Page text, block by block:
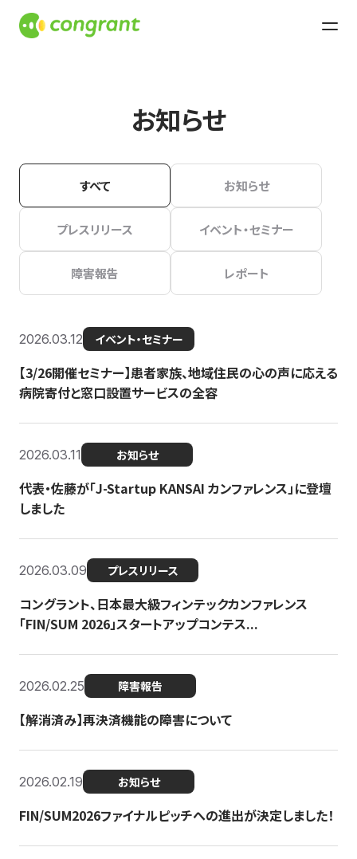
お知らせ
すべて お知らせ
プレスリリース イベント・セミナー
障害報告 レポート
2026.03.12 イベント・セミナー
【3/26開催セミナー】患者家族、地域住民の心の声に応える
病院寄付と窓口設置サービスの全容
2026.03.11 お知らせ
代表・佐藤が「J-Startup KANSAI カンファレンス」に登壇
しました
2026.03.09 プレスリリース
コングラント、日本最大級フィンテックカンファレンス
「FIN/SUM 2026」スタートアップコンテス...
2026.02.25 障害報告
【解消済み】再決済機能の障害について
2026.02.19 お知らせ
FIN/SUM2026ファイナルピッチへの進出が決定しました！